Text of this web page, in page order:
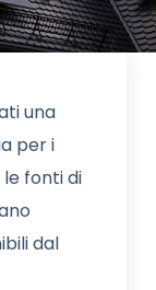
una
per i
fonti di
dal